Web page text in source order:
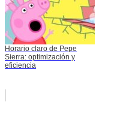
Horario claro de Pepe
Sierra: optimización y
eficiencia